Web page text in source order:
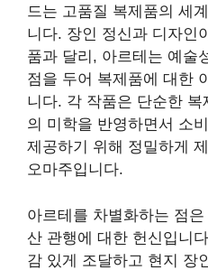
드는 고품질 복제품의 세
니다. 장인 정신과 디자인
품과 달리, 아르테는 예술
점을 두어 복제품에 대한
니다. 각 작품은 단순한
의 미학을 반영하면서 소
제공하기 위해 정밀하게
오마주입니다.
아르테를 차별화하는 점
산 관행에 대한 헌신입니
감 있게 조달하고 현지 장